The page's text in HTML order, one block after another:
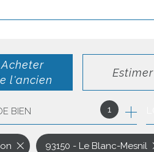
Acheter
l'ancien
de l'ancien
de l'immo pro
Estimer
BIEN 1
93150 - Le Blanc-Mesnil